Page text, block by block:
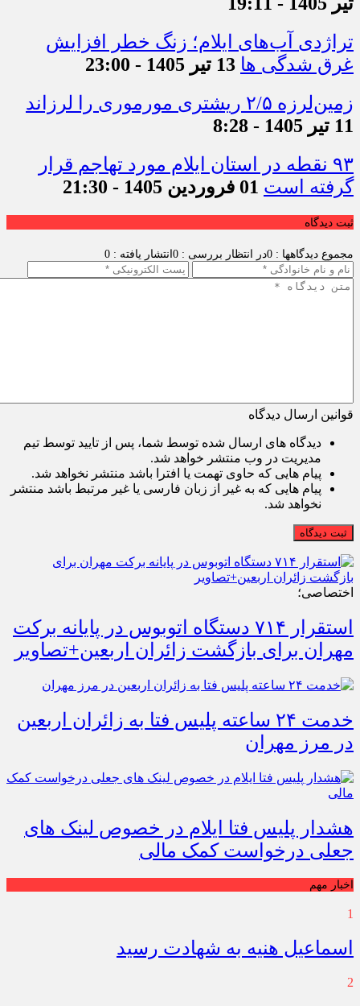
تراژدی آب‌های ایلام؛ زنگ خطر افزایش
غرق شدگی ها 13 تیر 1405 - 23:00
زمین‌لرزه ۲/۵ ریشتری مورموری را لرزاند
11 تیر 1405 - 8:28
۹۳ نقطه در استان ایلام مورد تهاجم قرار
گرفته است 01 فروردین 1405 - 21:30
ثبت دیدگاه
مجموع دیدگاهها : 0 در انتظار بررسی : 0 انتشار یافته : 0
قوانین ارسال دیدگاه
دیدگاه های ارسال شده توسط شما، پس از تایید توسط تیم
مدیریت در وب منتشر خواهد شد.
پیام هایی که حاوی تهمت یا افترا باشد منتشر نخواهد شد.
پیام هایی که به غیر از زبان فارسی یا غیر مرتبط باشد منتشر
نخواهد شد.
ثبت دیدگاه
اختصاصی؛
استقرار ۷۱۴ دستگاه اتوبوس در پایانه برکت
مهران برای بازگشت زائران اربعین+تصاویر
خدمت ۲۴ ساعته پلیس فتا به زائران اربعین
در مرز مهران
هشدار پلیس فتا ایلام در خصوص لینک های
جعلی درخواست کمک مالی
اخبار مهم
1
اسماعیل هنیه به شهادت رسید
2